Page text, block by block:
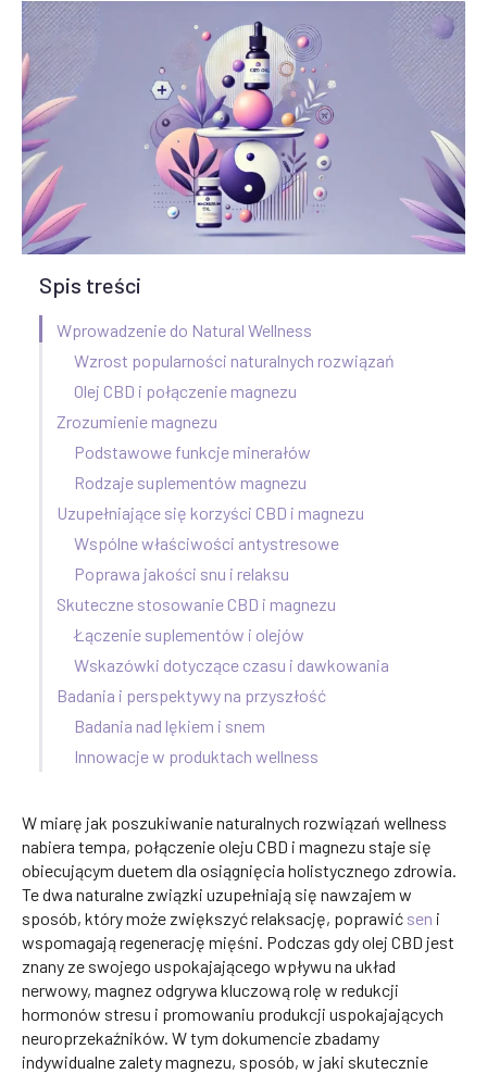
Spis treści
Wprowadzenie do Natural Wellness
Wzrost popularności naturalnych rozwiązań
Olej CBD i połączenie magnezu
Zrozumienie magnezu
Podstawowe funkcje minerałów
Rodzaje suplementów magnezu
Uzupełniające się korzyści CBD i magnezu
Wspólne właściwości antystresowe
Poprawa jakości snu i relaksu
Skuteczne stosowanie CBD i magnezu
Łączenie suplementów i olejów
Wskazówki dotyczące czasu i dawkowania
Badania i perspektywy na przyszłość
Badania nad lękiem i snem
Innowacje w produktach wellness
W miarę jak poszukiwanie naturalnych rozwiązań wellness
nabiera tempa, połączenie oleju CBD i magnezu staje się
obiecującym duetem dla osiągnięcia holistycznego zdrowia.
Te dwa naturalne związki uzupełniają się nawzajem w
sposób, który może zwiększyć relaksację, poprawić sen i
wspomagają regenerację mięśni. Podczas gdy olej CBD jest
znany ze swojego uspokajającego wpływu na układ
nerwowy, magnez odgrywa kluczową rolę w redukcji
hormonów stresu i promowaniu produkcji uspokajających
neuroprzekaźników. W tym dokumencie zbadamy
indywidualne zalety magnezu, sposób, w jaki skutecznie